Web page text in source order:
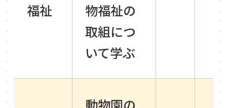
福祉
物福祉の
取組につ
いて学ぶ
動物園の